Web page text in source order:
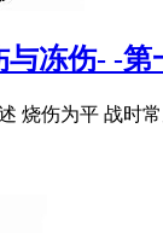
冻伤- -
烧伤为平 战时